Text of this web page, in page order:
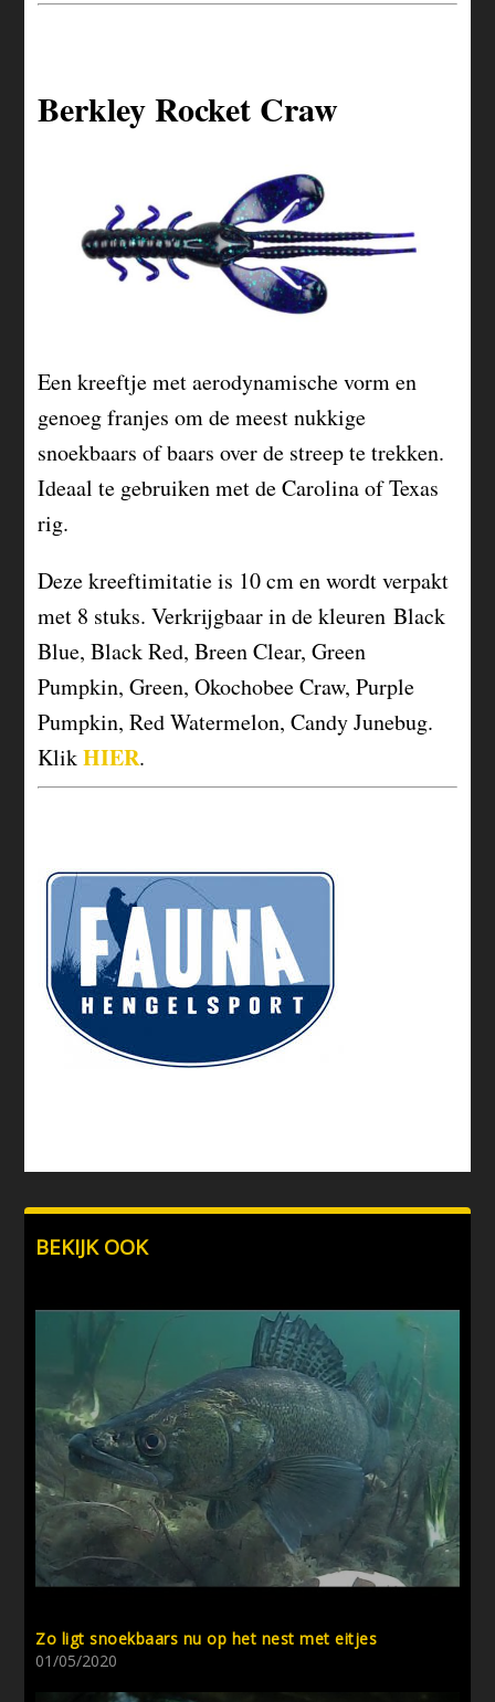
Berkley Rocket Craw
Een kreeftje met aerodynamische vorm en
genoeg franjes om de meest nukkige
snoekbaars of baars over de streep te trekken.
Ideaal te gebruiken met de Carolina of Texas
rig.
Deze kreeftimitatie is 10 cm en wordt verpakt
met 8 stuks. Verkrijgbaar in de kleuren Black
Blue, Black Red, Breen Clear, Green
Pumpkin, Green, Okochobee Craw, Purple
Pumpkin, Red Watermelon, Candy Junebug.
KlikHIER.
BEKIJK OOK
Zo ligt snoekbaars nu op het nest met eitjes
01/05/2020